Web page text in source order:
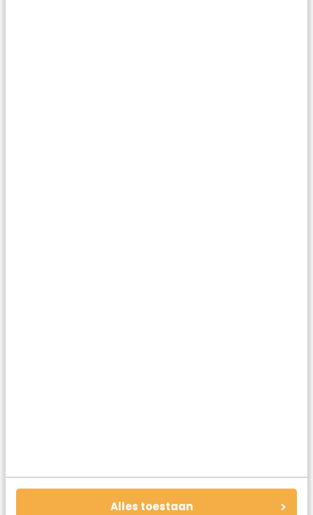
Alles toestaan